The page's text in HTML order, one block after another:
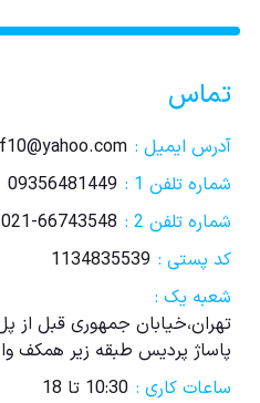
تماس
آدرس ایمیل :
شماره تلفن 1 :
09356481449
شماره تلفن 2 :
021-66743548
کد پستی : 1134835539
شعبه یک :
تهران،خیابان جمهوری قبل
پاساژ پردیس طبقه زیر همکف
ساعات کاری : 10:30 تا 18